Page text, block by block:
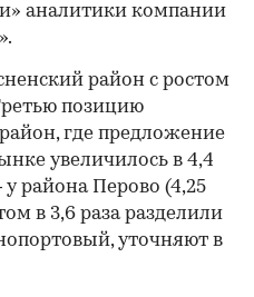
аналитики компании
район с ростом
позицию
где предложение
увеличилось в 4,4
района Перово (4,25
в 3,6 раза разделили
уточняют в